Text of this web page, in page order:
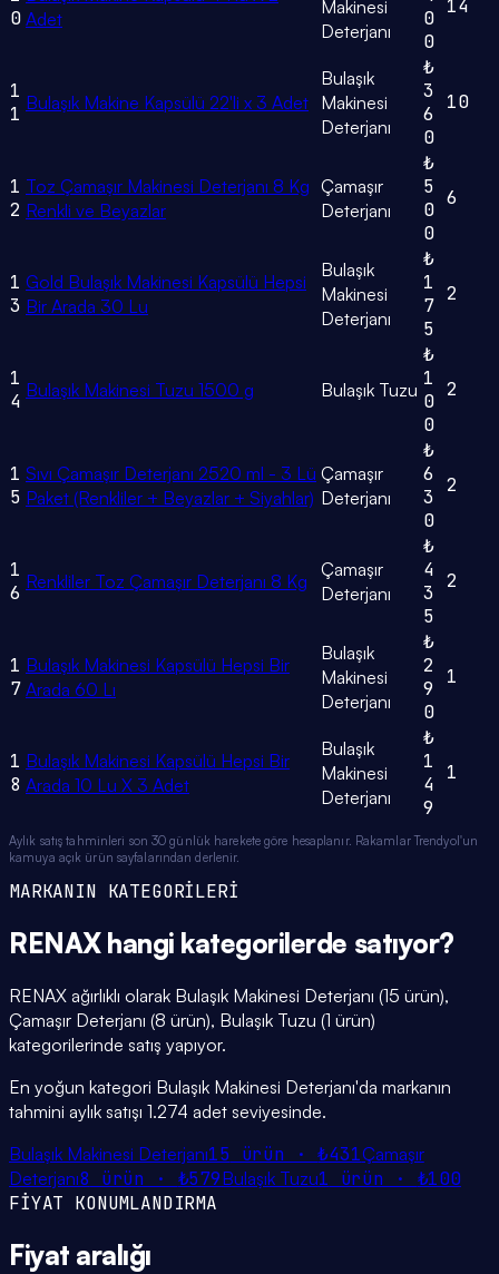
0 Adet
Makinesi
Deterjanı
0
0
14
1
1 Bulaşık Makine Kapsülü 22'li x 3 Adet
Bulaşık
Makinesi
Deterjanı
₺
3
6
0
10
1
2
Toz Çamaşır Makinesi Deterjanı 8 Kg
Renkli ve Beyazlar
Çamaşır
Deterjanı
₺
5
0
0
6
1
3
Gold Bulaşık Makinesi Kapsülü Hepsi
Bir Arada 30 Lu
Bulaşık
Makinesi
Deterjanı
₺
1
7
5
2
1
4 Bulaşık Makinesi Tuzu 1500 g Bulaşık Tuzu
₺
1
0
0
2
1
5
Sıvı Çamaşır Deterjanı 2520 ml - 3 Lü
Paket (Renkliler + Beyazlar + Siyahlar)
Çamaşır
Deterjanı
₺
6
3
0
2
1
6 Renkliler Toz Çamaşır Deterjanı 8 Kg
Çamaşır
Deterjanı
₺
4
3
5
2
1
7
Bulaşık Makinesi Kapsülü Hepsi Bir
Arada 60 Lı
Bulaşık
Makinesi
Deterjanı
₺
2
9
0
1
1
8
Bulaşık Makinesi Kapsülü Hepsi Bir
Arada 10 Lu X 3 Adet
Bulaşık
Makinesi
Deterjanı
₺
1
4
9
1
Aylık satış tahminleri son 30 günlük harekete göre hesaplanır. Rakamlar Trendyol'un
kamuya açık ürün sayfalarından derlenir.
MARKANIN KATEGORİLERİ
RENAXhangi kategorilerde satıyor?
RENAX ağırlıklı olarak Bulaşık Makinesi Deterjanı (15 ürün),
Çamaşır Deterjanı (8 ürün), Bulaşık Tuzu (1 ürün)
kategorilerinde satış yapıyor.
En yoğun kategori Bulaşık Makinesi Deterjanı'da markanın
tahmini aylık satışı 1.274 adet seviyesinde.
Bulaşık Makinesi Deterjanı15 ürün ·₺431Çamaşır
Deterjanı8 ürün · ₺579Bulaşık Tuzu1 ürün · ₺100
FİYAT KONUMLANDIRMA
Fiyat aralığı